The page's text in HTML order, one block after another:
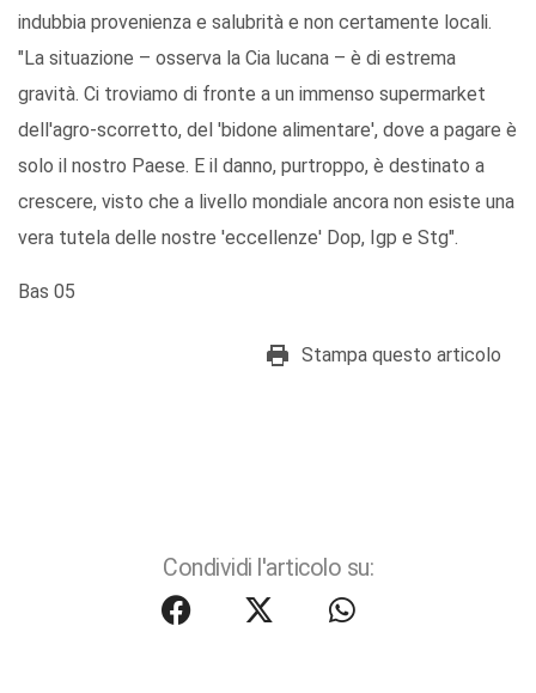
indubbia provenienza e salubrità e non certamente locali.
"La situazione – osserva la Cia lucana – è di estrema
gravità. Ci troviamo di fronte a un immenso supermarket
dell'agro-scorretto, del 'bidone alimentare', dove a pagare è
solo il nostro Paese. E il danno, purtroppo, è destinato a
crescere, visto che a livello mondiale ancora non esiste una
vera tutela delle nostre 'eccellenze' Dop, Igp e Stg".
Bas 05
Stampa questo articolo
Condividi l'articolo su: